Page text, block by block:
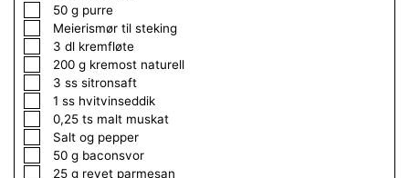
▢50 g purre
▢Meierismør til steking
▢3 dl kremfløte
▢200 g kremost naturell
▢3 ss sitronsaft
▢
1 ss hvitvinseddik
▢
0,25 ts malt muskat
▢Salt og pepper
▢50 g baconsvor
▢25 g revet parmesan